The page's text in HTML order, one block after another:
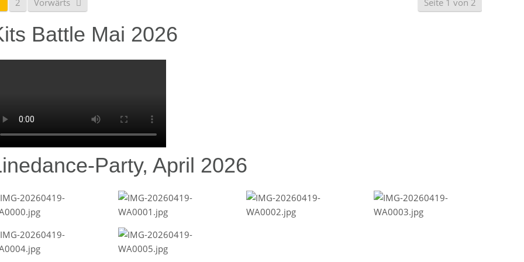
Battle Mai 2026
Party, April 2026